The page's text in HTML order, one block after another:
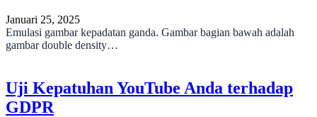
Januari 25, 2025
Emulasi gambar kepadatan ganda. Gambar bagian bawah adalah
gambar double density…
Uji Kepatuhan YouTube Anda terhadap
GDPR